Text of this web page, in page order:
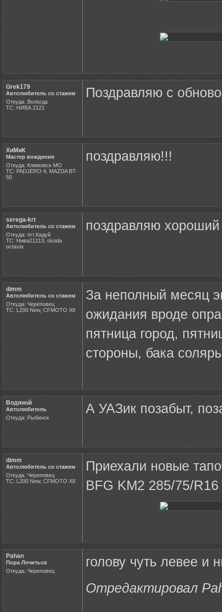
Grek179
Автолюбитель со стажем
Откуда: Вологда
ТС: НИВА 2121
Поздравляю с
ХиМиК
Мастер вождения
Откуда: Климовск МО
ТС: PADJERO 4, MAZDA BT-
50
поздравляю!!!
serega-krt
Автолюбитель со стажем
Откуда: пгт.Кадуй
ТС: Нива21213, skoda
octavia
поздравляю хороший
dimm
Автолюбитель со стажем
Откуда: Череповец
ТС: L200 New, CFMOTO X8
За неполный месяц
ожидания вроде
пятница город,
стороны, бака
Водяной
Автолюбитель
Откуда: Рыбинск
А УАЗик позабыт,
dimm
Автолюбитель со стажем
Откуда: Череповец
ТС: L200 New, CFMOTO X8
Приехали новые
BFG KM2 285/75/R16
Pahan
Пора Лечиться
Откуда: Череповец
голову чуть левее и
Отредактировал